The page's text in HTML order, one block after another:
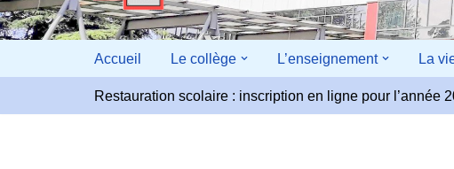
Accueil Le collège L’enseignement La
Restauration scolaire : inscription en ligne pour l’année